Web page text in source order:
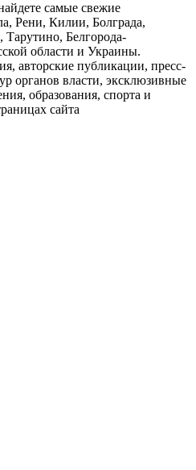
самые свежие
Рени, Килии, Болграда,
Тарутино, Белгорода-
области и Украины.
авторские публикации, пресс-
органов власти, эксклюзивные
образования, спорта и
сайта